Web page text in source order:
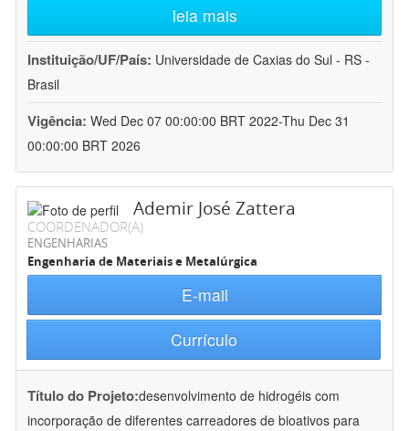
leia mais
Instituição/UF/País: Universidade de Caxias do Sul - RS -
Brasil
Vigência: Wed Dec 07 00:00:00 BRT 2022-Thu Dec 31
00:00:00 BRT 2026
Ademir José Zattera
COORDENADOR(A)
ENGENHARIAS
Engenharia de Materiais e Metalúrgica
E-mail
Currículo
Título do Projeto:desenvolvimento de hidrogéis com
incorporação de diferentes carreadores de bioativos para